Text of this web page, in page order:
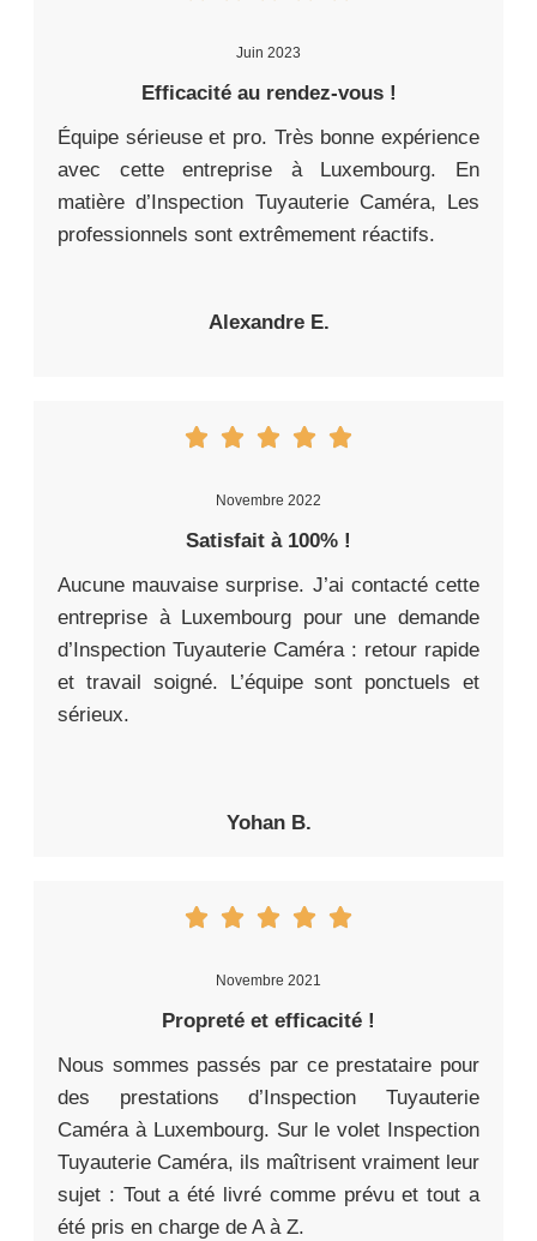
Juin 2023
Efficacité au rendez-vous !
Équipe sérieuse et pro. Très bonne expérience
avec cette entreprise à Luxembourg. En
matière d’Inspection Tuyauterie Caméra, Les
professionnels sont extrêmement réactifs.
Alexandre E.
Novembre 2022
Satisfait à 100% !
Aucune mauvaise surprise. J’ai contacté cette
entreprise à Luxembourg pour une demande
d’Inspection Tuyauterie Caméra : retour rapide
et travail soigné. L’équipe sont ponctuels et
sérieux.
Yohan B.
Novembre 2021
Propreté et efficacité !
Nous sommes passés par ce prestataire pour
des prestations d’Inspection Tuyauterie
Caméra à Luxembourg. Sur le volet Inspection
Tuyauterie Caméra, ils maîtrisent vraiment leur
sujet : Tout a été livré comme prévu et tout a
été pris en charge de A à Z.